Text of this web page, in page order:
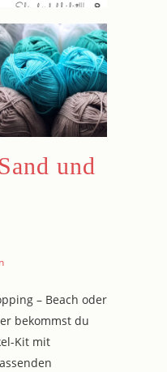
und
– Beach oder
bekommst du
Kit mit